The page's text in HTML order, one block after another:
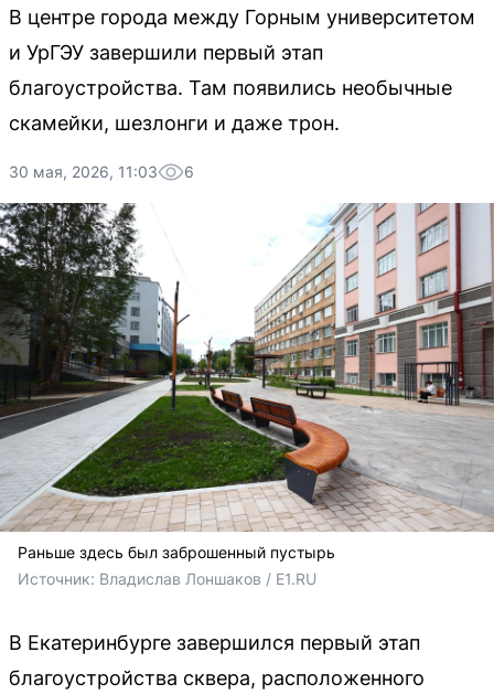
В центре города между Горным университетом
и УрГЭУ завершили первый этап
благоустройства. Там появились необычные
скамейки, шезлонги и даже трон.
30 мая, 2026, 11:03 6
Раньше здесь был заброшенный пустырь
Источник: Владислав Лоншаков / E1.RU
В Екатеринбурге завершился первый этап
благоустройства сквера, расположенного